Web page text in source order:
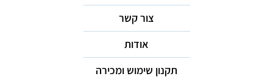
צור קשר
אודות
תקנון שימוש ומכירה